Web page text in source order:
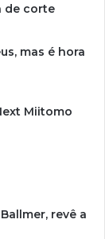
de corte
mas é hora
Miitomo
revê a